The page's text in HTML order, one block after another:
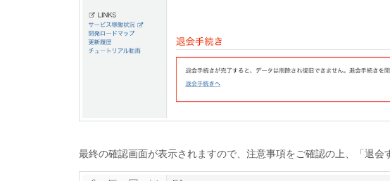
最終の確認画面が表示されますので、注意事項をご確認の上、「退会